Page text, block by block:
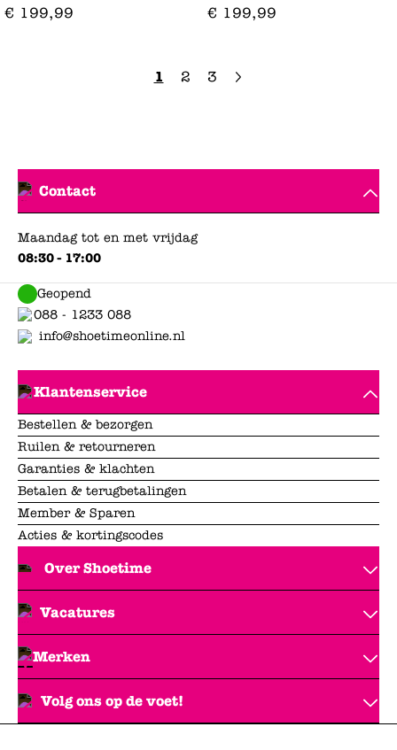
€ 199,99 € 199,99
1 2 3
Contact
Maandag tot en met vrijdag
08:30 - 17:00
Geopend
088 - 1233 088
info@shoetimeonline.nl
Klantenservice
Bestellen & bezorgen
Ruilen & retourneren
Garanties & klachten
Betalen & terugbetalingen
Member & Sparen
Acties & kortingscodes
Over Shoetime
Vacatures
Merken
Volg ons op de voet!